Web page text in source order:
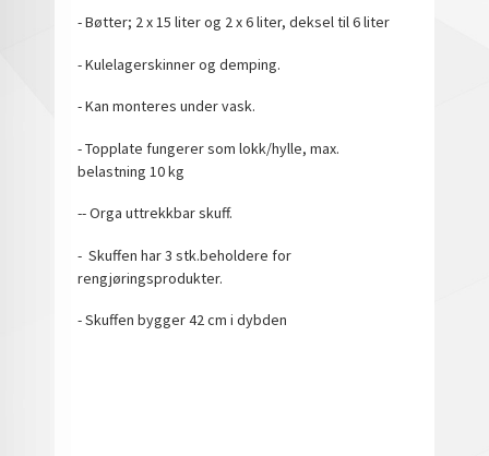
- Bøtter; 2 x 15 liter og 2 x 6 liter, deksel til 6 liter
- Kulelagerskinner og demping.
- Kan monteres under vask.
- Topplate fungerer som lokk/hylle, max.
belastning 10 kg
-- Orga uttrekkbar skuff.
- Skuffen har 3 stk.beholdere for
rengjøringsprodukter.
- Skuffen bygger 42 cm i dybden